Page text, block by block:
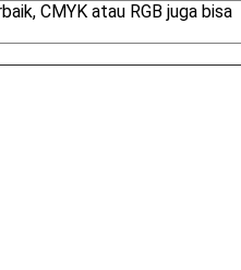
CMYK atau RGB juga bisa